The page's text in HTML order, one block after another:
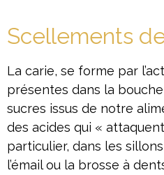
Scellements
La carie, se forme par
présentes dans la
sucres issus de notre
des acides qui «
particulier, dans les
l’émail ou la brosse à